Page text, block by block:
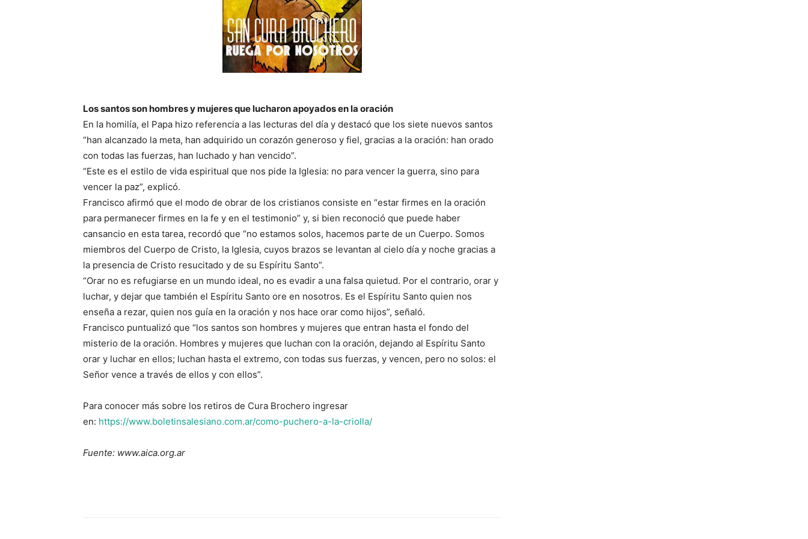
Los santos son hombres y mujeres que lucharon apoyados en la oración
En la homilía, el Papa hizo referencia a las lecturas del día y destacó que los siete nuevos santos
“han alcanzado la meta, han adquirido un corazón generoso y fiel, gracias a la oración: han orado
con todas las fuerzas, han luchado y han vencido”.
“Este es el estilo de vida espiritual que nos pide la Iglesia: no para vencer la guerra, sino para
vencer la paz”, explicó.
Francisco afirmó que el modo de obrar de los cristianos consiste en “estar firmes en la oración
para permanecer firmes en la fe y en el testimonio” y, si bien reconoció que puede haber
cansancio en esta tarea, recordó que “no estamos solos, hacemos parte de un Cuerpo. Somos
miembros del Cuerpo de Cristo, la Iglesia, cuyos brazos se levantan al cielo día y noche gracias a
la presencia de Cristo resucitado y de su Espíritu Santo”.
“Orar no es refugiarse en un mundo ideal, no es evadir a una falsa quietud. Por el contrario, orar y
luchar, y dejar que también el Espíritu Santo ore en nosotros. Es el Espíritu Santo quien nos
enseña a rezar, quien nos guía en la oración y nos hace orar como hijos”, señaló.
Francisco puntualizó que “los santos son hombres y mujeres que entran hasta el fondo del
misterio de la oración. Hombres y mujeres que luchan con la oración, dejando al Espíritu Santo
orar y luchar en ellos; luchan hasta el extremo, con todas sus fuerzas, y vencen, pero no solos: el
Señor vence a través de ellos y con ellos”.
Para conocer más sobre los retiros de Cura Brochero ingresar
en: https://www.boletinsalesiano.com.ar/como-puchero-a-la-criolla/
Fuente: www.aica.org.ar